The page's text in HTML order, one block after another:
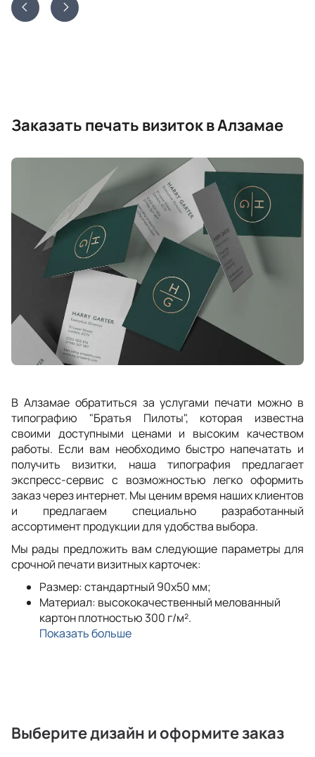
Заказать печать визиток в Алзамае
В Алзамае обратиться за услугами печати можно в
типографию "Братья Пилоты", которая известна
своими доступными ценами и высоким качеством
работы. Если вам необходимо быстро напечатать и
получить визитки, наша типография предлагает
экспресс-сервис с возможностью легко оформить
заказ через интернет. Мы ценим время наших клиентов
и предлагаем специально разработанный
ассортимент продукции для удобства выбора.
Мы рады предложить вам следующие параметры для
срочной печати визитных карточек:
Размер: стандартный 90x50 мм;
Материал: высококачественный мелованный
картон плотностью 300 г/м².
Показать больше
Выберите дизайн и оформите заказ